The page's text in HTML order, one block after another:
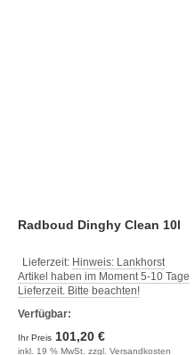
Radboud Dinghy Clean 10l
Lieferzeit: Hinweis: Lankhorst
Artikel haben im Moment 5-10 Tage
Lieferzeit. Bitte beachten!
Verfügbar:
Ihr Preis 101,20 €
inkl. 19 % MwSt. zzgl. Versandkosten